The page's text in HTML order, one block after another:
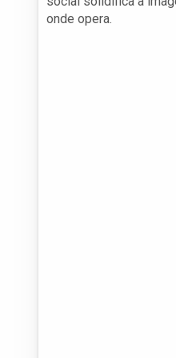
onde opera.